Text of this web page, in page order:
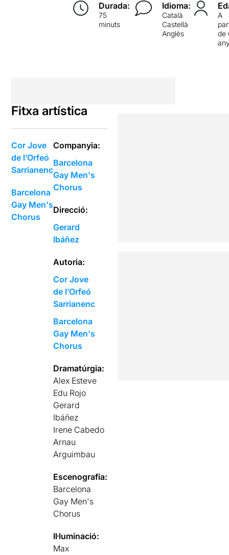
Durada:
75
minuts
Idioma:
Català
Castellà
Anglès
A
de
Fitxa artística
Cor Jove
de l’Orfeó
Sarrianenc
Barcelona
Gay Men's
Chorus
Companyia:
Barcelona
Gay Men's
Chorus
Direcció:
Gerard
Ibáñez
Autoria:
Cor Jove
de l’Orfeó
Sarrianenc
Barcelona
Gay Men's
Chorus
Dramatúrgia:
Alex Esteve
Edu Rojo
Gerard
Ibáñez
Irene Cabedo
Arnau
Arguimbau
Escenografia:
Barcelona
Gay Men's
Chorus
Il·luminació:
Max